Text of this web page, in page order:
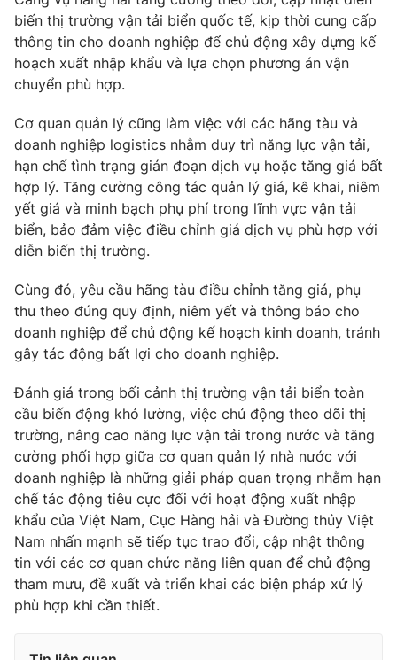
biến thị trường vận tải biển quốc tế, kịp thời cung cấp
thông tin cho doanh nghiệp để chủ động xây dựng kế
hoạch xuất nhập khẩu và lựa chọn phương án vận
chuyển phù hợp.
Cơ quan quản lý cũng làm việc với các hãng tàu và
doanh nghiệp logistics nhằm duy trì năng lực vận tải,
hạn chế tình trạng gián đoạn dịch vụ hoặc tăng giá bất
hợp lý. Tăng cường công tác quản lý giá, kê khai, niêm
yết giá và minh bạch phụ phí trong lĩnh vực vận tải
biển, bảo đảm việc điều chỉnh giá dịch vụ phù hợp với
diễn biến thị trường.
Cùng đó, yêu cầu hãng tàu điều chỉnh tăng giá, phụ
thu theo đúng quy định, niêm yết và thông báo cho
doanh nghiệp để chủ động kế hoạch kinh doanh, tránh
gây tác động bất lợi cho doanh nghiệp.
Đánh giá trong bối cảnh thị trường vận tải biển toàn
cầu biến động khó lường, việc chủ động theo dõi thị
trường, nâng cao năng lực vận tải trong nước và tăng
cường phối hợp giữa cơ quan quản lý nhà nước với
doanh nghiệp là những giải pháp quan trọng nhằm hạn
chế tác động tiêu cực đối với hoạt động xuất nhập
khẩu của Việt Nam, Cục Hàng hải và Đường thủy Việt
Nam nhấn mạnh sẽ tiếp tục trao đổi, cập nhật thông
tin với các cơ quan chức năng liên quan để chủ động
tham mưu, đề xuất và triển khai các biện pháp xử lý
phù hợp khi cần thiết.